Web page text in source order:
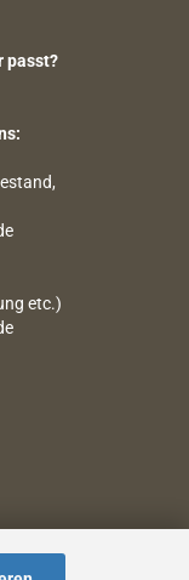
passt?
etc.)